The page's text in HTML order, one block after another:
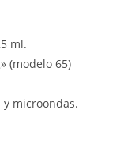
ml.
(modelo 65)
y microondas.